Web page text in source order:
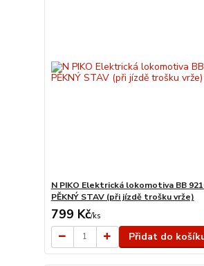
N PIKO Elektrická lokomotiva BB
PĚKNÝ STAV (při jízdě trošku vrže)
799 Kč/ks
Přidat do